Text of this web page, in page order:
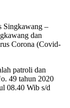
Singkawang –
dan
Corona (Covid-
patroli dan
49 tahun 2020
08.40 Wib s/d